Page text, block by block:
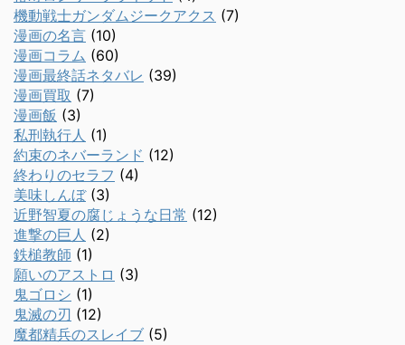
機動戦士ガンダムジークアクス (7)
漫画の名言 (10)
漫画コラム (60)
漫画最終話ネタバレ (39)
漫画買取 (7)
漫画飯 (3)
私刑執行人 (1)
約束のネバーランド (12)
終わりのセラフ (4)
美味しんぼ(3)
近野智夏の腐じょうな日常 (12)
進撃の巨人 (2)
鉄槌教師 (1)
願いのアストロ (3)
鬼ゴロシ (1)
鬼滅の刃 (12)
魔都精兵のスレイブ (5)